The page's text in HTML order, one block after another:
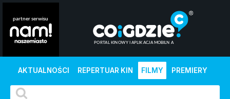
AKTUALNOŚCI REPERTUAR KIN FILMY PREMIERY